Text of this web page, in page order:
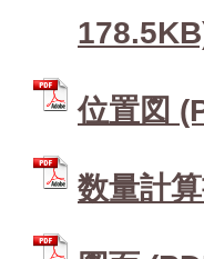
位置図
数量計